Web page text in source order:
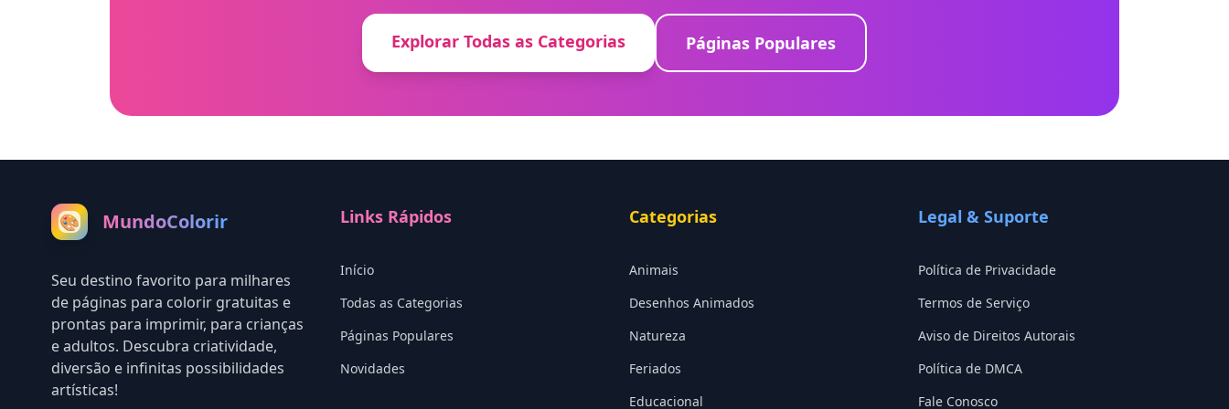
Explorar Todas as Categorias Páginas Populares
🎨 MundoColorir
Seu destino favorito para milhares
de páginas para colorir gratuitas e
prontas para imprimir, para crianças
e adultos. Descubra criatividade,
diversão e infinitas possibilidades
artísticas!
Links Rápidos
Início
Todas as Categorias
Páginas Populares
Novidades
Categorias
Animais
Desenhos Animados
Natureza
Feriados
Educacional
Legal & Suporte
Política de Privacidade
Termos de Serviço
Aviso de Direitos Autorais
Política de DMCA
Fale Conosco